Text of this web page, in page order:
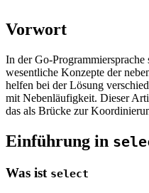
Vorwort
In der Go-
wesentliche Konzepte der
helfen bei der Lösung
mit Nebenläufigkeit. Dieser
das als Brücke zur
Einführung in
Was ist select